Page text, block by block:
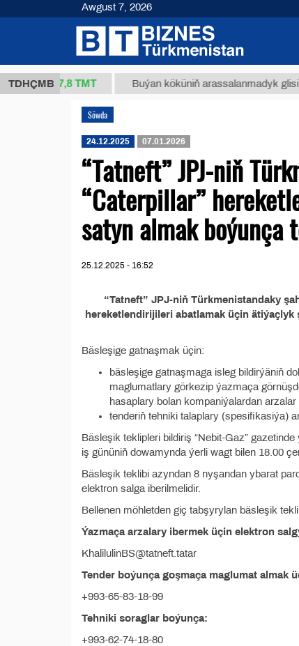
TDHÇMB
37,8 ТМТ Buýan köküniň arassalanmadyk
Söwda
24.12.2025 07.01.2026
“Tatneft” JPJ-niň
“Caterpillar”
satyn almak boýunça
25.12.2025 - 16:52
“Tatneft” JPJ-niň Türkmenistandaky
hereketlendirijileri abatlamak üçin
Bäsleşige gatnaşmak üçin:
bäsleşige gatnaşmaga isleg bildirýäniň
maglumatlary görkezip ýazmaça
hasaplary bolan kompaniýalardan
tenderiň tehniki talaplary (spesifikasiýa)
Bäsleşik teklipleri bildiriş “Nebit-Gaz” gazetinde
iş gününiň dowamynda ýerli wagt bilen 18.00
Bäsleşik teklibi azyndan 8 nyşandan ybarat
elektron salga iberilmelidir.
Bellenen möhletden giç tabşyrylan bäsleşik
Ýazmaça arzalary ibermek üçin elektron
KhalilulinBS@tatneft.tatar
Tender boýunça goşmaça maglumat almak
+993-65-83-18-99
Tehniki soraglar boýunça:
+993-62-74-18-80
Awgust 7, 2026